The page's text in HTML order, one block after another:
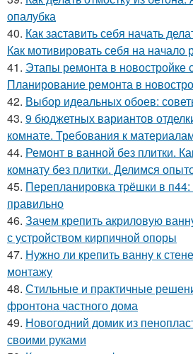
опалубка
40. Как заставить себя начать
Как мотивировать себя на начало
41. Этапы ремонта в новостройке
Планирование ремонта в
42. Выбор идеальных обоев:
43. 9 бюджетных вариантов
комнате. Требования к
44. Ремонт в ванной без плитки.
комнату без плитки. Делимся
45. Перепланировка трёшки в п44:
правильно
46. Зачем крепить акриловую
с устройством кирпичной опоры
47. Нужно ли крепить ванну к
монтажу
48. Стильные и практичные
фронтона частного дома
49. Новогодний домик из
своими руками